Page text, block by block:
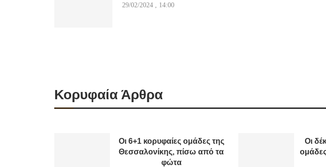
29/02/2024 , 14:00
Κορυφαία Άρθρα
Οι 6+1 κορυφαίες ομάδες της
Θεσσαλονίκης, πίσω από τα
φώτα
Οι